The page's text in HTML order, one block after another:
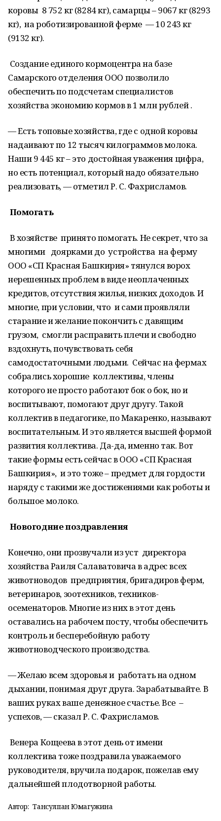
коровы 8 752 кг (8284 кг), самарцы – 9067 кг (8293
кг), на роботизированной ферме — 10 243 кг
(9132 кг).
Создание единого кормоцентра на базе
Самарского отделения ООО позволило
обеспечить по подсчетам специалистов
хозяйства экономию кормов в 1 млн рублей .
— Есть топовые хозяйства, где с одной коровы
надаивают по 12 тысяч килограммов молока.
Наши 9 445 кг – это достойная уважения цифра,
но есть потенциал, который надо обязательно
реализовать, — отметил Р. С. Фахрисламов.
Помогать
В хозяйстве принято помогать. Не секрет, что за
многими доярками до устройства на ферму
ООО «СП Красная Башкирия» тянулся ворох
нерешенных проблем в виде неоплаченных
кредитов, отсутствия жилья, низких доходов. И
многие, при условии, что и сами проявляли
старание и желание покончить с давящим
грузом, смогли расправить плечи и свободно
вздохнуть, почувствовать себя
самодостаточными людьми. Сейчас на фермах
собрались хорошие коллективы, члены
которого не просто работают бок о бок, но и
воспитывают, помогают друг другу. Такой
коллектив в педагогике, по Макаренко, называют
воспитательным. И это является высшей формой
развития коллектива. Да-да, именно так. Вот
такие формы есть сейчас в ООО «СП Красная
Башкирия», и это тоже – предмет для гордости
наряду с такими же достижениями как роботы и
большое молоко.
Новогодние поздравления
Конечно, они прозвучали из уст директора
хозяйства Раиля Салаватовича в адрес всех
животноводов предприятия, бригадиров ферм,
ветеринаров, зоотехников, техников-
осеменаторов. Многие из них в этот день
оставались на рабочем посту, чтобы обеспечить
контроль и бесперебойную работу
животноводческого производства.
— Желаю всем здоровья и работать на одном
дыхании, понимая друг друга. Зарабатывайте. В
ваших руках ваше денежное счастье. Все –
успехов, — сказал Р. С. Фахрисламов.
Венера Кощеева в этот день от имени
коллектива тоже поздравила уважаемого
руководителя, вручила подарок, пожелав ему
дальнейшей плодотворной работы.
Автор: Тансулпан Юмагужина